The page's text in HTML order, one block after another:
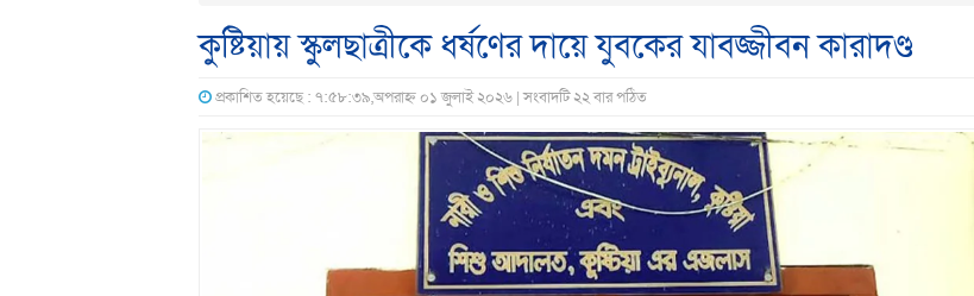
কুষ্টিয়ায় স্কুলছাত্রীকে ধর্ষণের দায়ে যুবকের যাবজ্জীবন কারাদণ্ড
প্রকাশিত হয়েছে : ৭:৫৮:৩৯,অপরাহ্ন ০১ জুলাই ২০২৬ | সংবাদটি ২২ বার পঠিত